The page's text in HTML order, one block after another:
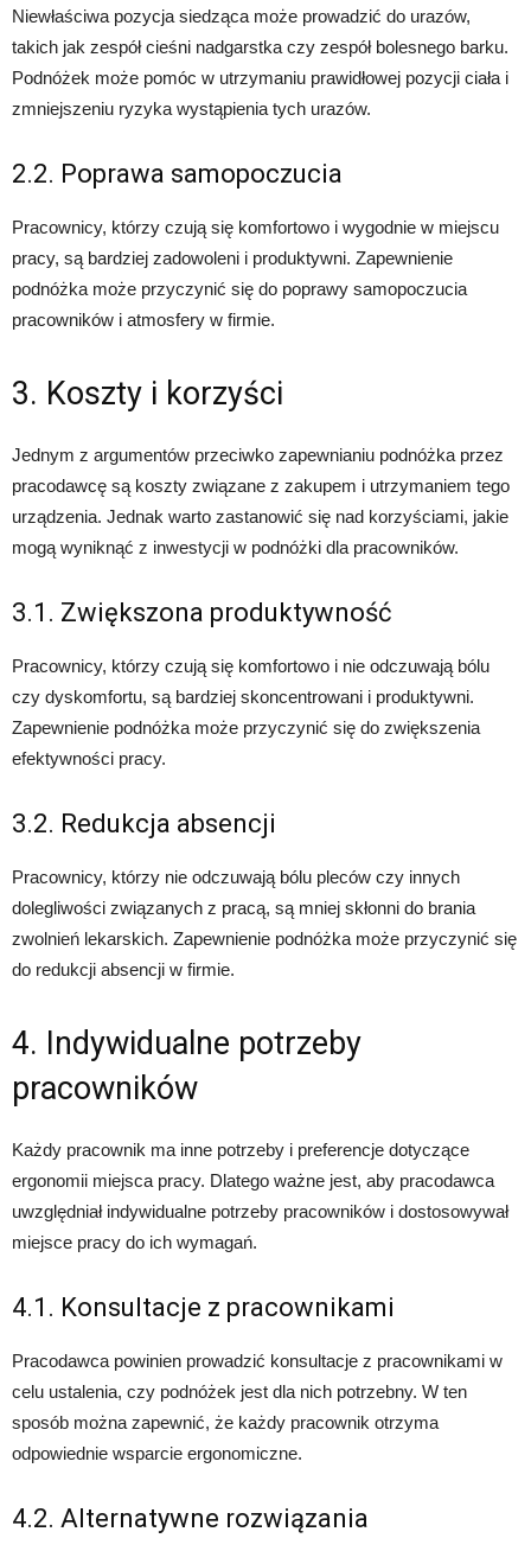
Niewłaściwa pozycja siedząca może prowadzić do urazów,
takich jak zespół cieśni nadgarstka czy zespół bolesnego barku.
Podnóżek może pomóc w utrzymaniu prawidłowej pozycji ciała i
zmniejszeniu ryzyka wystąpienia tych urazów.
2.2. Poprawa samopoczucia
Pracownicy, którzy czują się komfortowo i wygodnie w miejscu
pracy, są bardziej zadowoleni i produktywni. Zapewnienie
podnóżka może przyczynić się do poprawy samopoczucia
pracowników i atmosfery w firmie.
3. Koszty i korzyści
Jednym z argumentów przeciwko zapewnianiu podnóżka przez
pracodawcę są koszty związane z zakupem i utrzymaniem tego
urządzenia. Jednak warto zastanowić się nad korzyściami, jakie
mogą wyniknąć z inwestycji w podnóżki dla pracowników.
3.1. Zwiększona produktywność
Pracownicy, którzy czują się komfortowo i nie odczuwają bólu
czy dyskomfortu, są bardziej skoncentrowani i produktywni.
Zapewnienie podnóżka może przyczynić się do zwiększenia
efektywności pracy.
3.2. Redukcja absencji
Pracownicy, którzy nie odczuwają bólu pleców czy innych
dolegliwości związanych z pracą, są mniej skłonni do brania
zwolnień lekarskich. Zapewnienie podnóżka może przyczynić się
do redukcji absencji w firmie.
4. Indywidualne potrzeby
pracowników
Każdy pracownik ma inne potrzeby i preferencje dotyczące
ergonomii miejsca pracy. Dlatego ważne jest, aby pracodawca
uwzględniał indywidualne potrzeby pracowników i dostosowywał
miejsce pracy do ich wymagań.
4.1. Konsultacje z pracownikami
Pracodawca powinien prowadzić konsultacje z pracownikami w
celu ustalenia, czy podnóżek jest dla nich potrzebny. W ten
sposób można zapewnić, że każdy pracownik otrzyma
odpowiednie wsparcie ergonomiczne.
4.2. Alternatywne rozwiązania